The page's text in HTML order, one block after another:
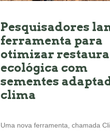
Pesquisadores
ferramenta para
otimizar
ecológica com
sementes
clima
Uma nova ferramenta, chamada